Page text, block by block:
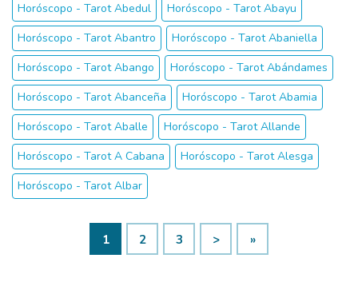
Horóscopo - Tarot Abedul
Horóscopo - Tarot Abayu
Horóscopo - Tarot Abantro
Horóscopo - Tarot Abaniella
Horóscopo - Tarot Abango
Horóscopo - Tarot Abándames
Horóscopo - Tarot Abanceña
Horóscopo - Tarot Abamia
Horóscopo - Tarot Aballe
Horóscopo - Tarot Allande
Horóscopo - Tarot A Cabana
Horóscopo - Tarot Alesga
Horóscopo - Tarot Albar
1 2 3 > »